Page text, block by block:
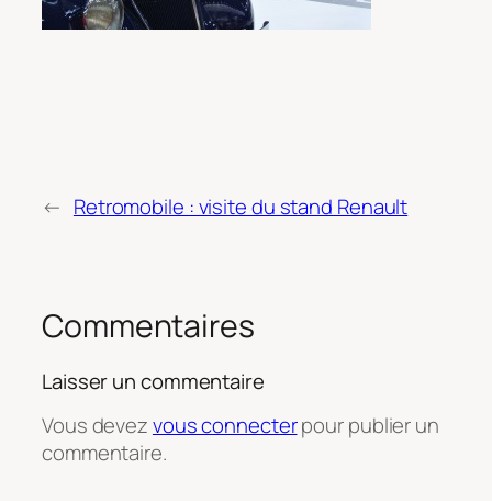
← Retromobile : visite du stand Renault
Commentaires
Laisser un commentaire
Vous devezvous connecterpour publier un
commentaire.